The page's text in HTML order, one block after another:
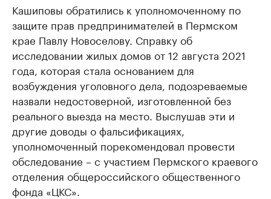
Кашиповы обратились к уполномоченному по
защите прав предпринимателей в Пермском
крае Павлу Новоселову. Справку об
исследовании жилых домов от 12 августа 2021
года, которая стала основанием для
возбуждения уголовного дела, подозреваемые
назвали недостоверной, изготовленной без
реального выезда на место. Выслушав эти и
другие доводы о фальсификациях,
уполномоченный порекомендовал провести
обследование – с участием Пермского краевого
отделения общероссийского общественного
фонда «ЦКС».